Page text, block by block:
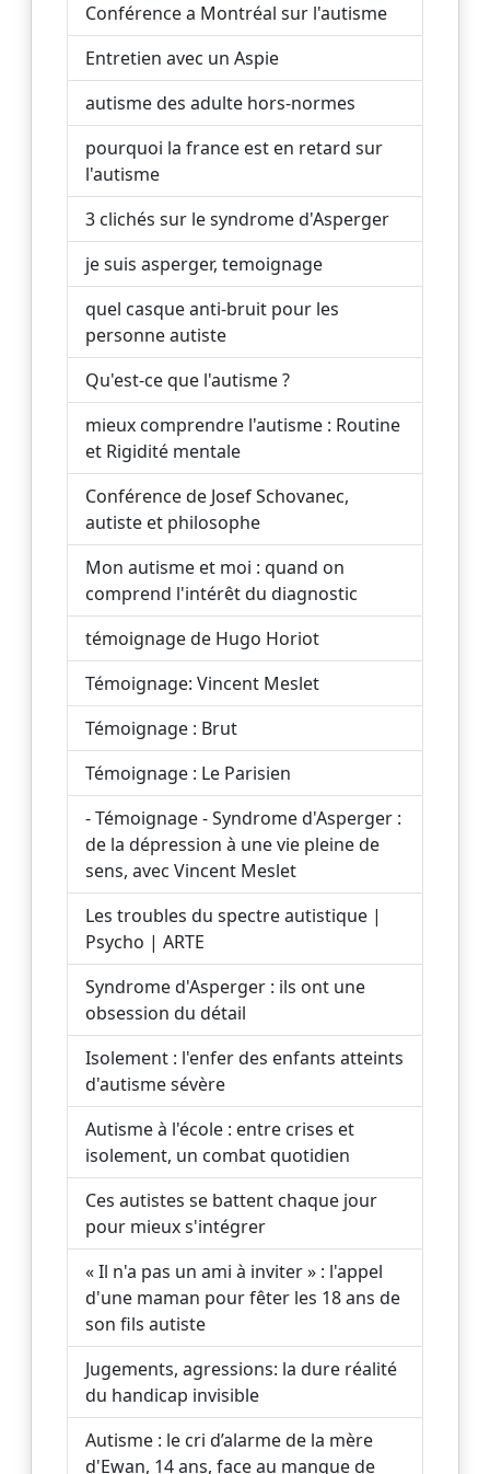
Conférence a Montréal sur l'autisme
Entretien avec un Aspie
autisme des adulte hors-normes
pourquoi la france est en retard sur
l'autisme
3 clichés sur le syndrome d'Asperger
je suis asperger, temoignage
quel casque anti-bruit pour les
personne autiste
Qu'est-ce que l'autisme ?
mieux comprendre l'autisme : Routine
et Rigidité mentale
Conférence de Josef Schovanec,
autiste et philosophe
Mon autisme et moi : quand on
comprend l'intérêt du diagnostic
témoignage de Hugo Horiot
Témoignage: Vincent Meslet
Témoignage : Brut
Témoignage : Le Parisien
- Témoignage - Syndrome d'Asperger :
de la dépression à une vie pleine de
sens, avec Vincent Meslet
Les troubles du spectre autistique |
Psycho | ARTE
Syndrome d'Asperger : ils ont une
obsession du détail
Isolement : l'enfer des enfants atteints
d'autisme sévère
Autisme à l'école : entre crises et
isolement, un combat quotidien
Ces autistes se battent chaque jour
pour mieux s'intégrer
« Il n'a pas un ami à inviter » : l'appel
d'une maman pour fêter les 18 ans de
son fils autiste
Jugements, agressions: la dure réalité
du handicap invisible
Autisme : le cri d’alarme de la mère
d'Ewan, 14 ans, face au manque de